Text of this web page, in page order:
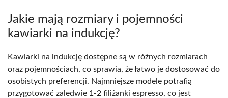
Jakie mają rozmiary i pojemności
kawiarki na indukcję?
Kawiarki na indukcję dostępne są w różnych rozmiarach
oraz pojemnościach, co sprawia, że łatwo je dostosować do
osobistych preferencji. Najmniejsze modele potrafią
przygotować zaledwie 1-2 filiżanki espresso, co jest